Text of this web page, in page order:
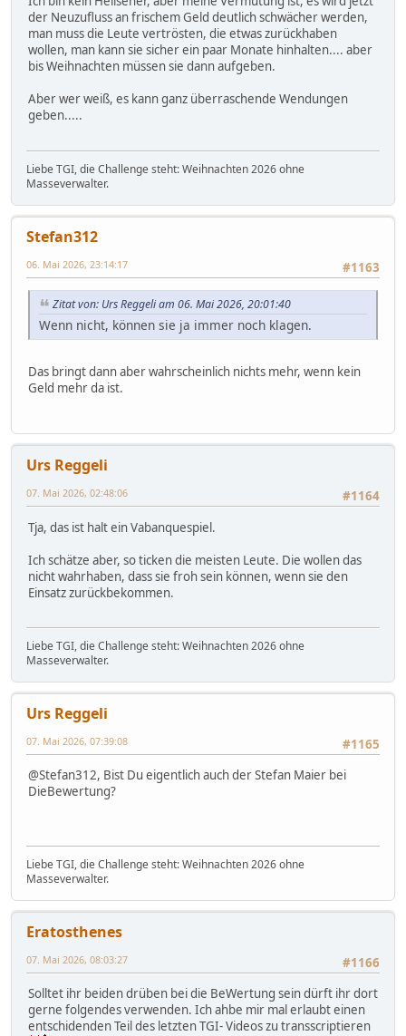
der Neuzufluss an frischem Geld deutlich schwächer werden,
man muss die Leute vertrösten, die etwas zurückhaben
wollen, man kann sie sicher ein paar Monate hinhalten.... aber
bis Weihnachten müssen sie dann aufgeben.
Aber wer weiß, es kann ganz überraschende Wendungen
geben.....
Liebe TGI, die Challenge steht: Weihnachten 2026 ohne
Masseverwalter.
Stefan312
#1163
06. Mai 2026, 23:14:17
Zitat von: Urs Reggeli am 06. Mai 2026, 20:01:40
Wenn nicht, können sie ja immer noch klagen.
Das bringt dann aber wahrscheinlich nichts mehr, wenn kein
Geld mehr da ist.
Urs Reggeli
#1164
07. Mai 2026, 02:48:06
Tja, das ist halt ein Vabanquespiel.
Ich schätze aber, so ticken die meisten Leute. Die wollen das
nicht wahrhaben, dass sie froh sein können, wenn sie den
Einsatz zurückbekommen.
Liebe TGI, die Challenge steht: Weihnachten 2026 ohne
Masseverwalter.
Urs Reggeli
#1165
07. Mai 2026, 07:39:08
@Stefan312, Bist Du eigentlich auch der Stefan Maier bei
DieBewertung?
Liebe TGI, die Challenge steht: Weihnachten 2026 ohne
Masseverwalter.
Eratosthenes
#1166
07. Mai 2026, 08:03:27
Solltet ihr beiden drüben bei die BeWertung sein dürft ihr dort
gerne folgendes verwenden. Ich ahbe mir mal erlaubt einen
entschidenden Teil des letzten TGI- Videos zu transscriptieren